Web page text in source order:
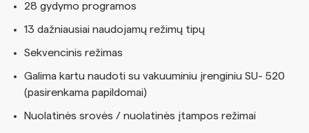
28 gydymo programos
13 dažniausiai naudojamų režimų tipų
Sekvencinis režimas
Galima kartu naudoti su vakuuminiu įrenginiu SU- 520
(pasirenkama papildomai)
Nuolatinės srovės / nuolatinės įtampos režimai